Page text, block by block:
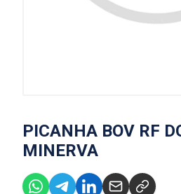
PICANHA BOV RF
MINERVA